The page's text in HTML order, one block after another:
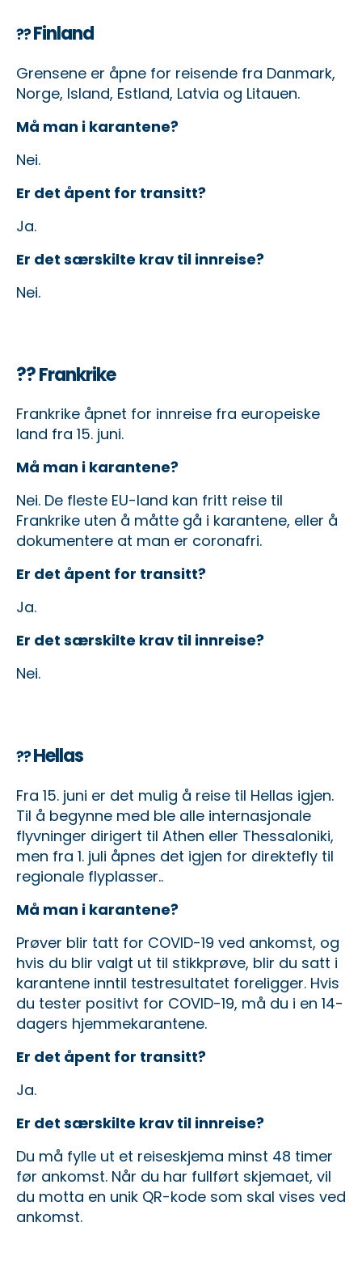
??Finland
Grensene er åpne for reisende fra Danmark,
Norge, Island, Estland, Latvia og Litauen.
Må man i karantene?
Nei.
Er det åpent for transitt?
Ja.
Er det særskilte krav til innreise?
Nei.
?? Frankrike
Frankrike åpnet for innreise fra europeiske
land fra 15. juni.
Må man i karantene?
Nei. De fleste EU-land kan fritt reise til
Frankrike uten å måtte gå i karantene, eller å
dokumentere at man er coronafri.
Er det åpent for transitt?
Ja.
Er det særskilte krav til innreise?
Nei.
??Hellas
Fra 15. juni er det mulig å reise til Hellas igjen.
Til å begynne med ble alle internasjonale
flyvninger dirigert til Athen eller Thessaloniki,
men fra 1. juli åpnes det igjen for direktefly til
regionale flyplasser..
Må man i karantene?
Prøver blir tatt for COVID-19 ved ankomst, og
hvis du blir valgt ut til stikkprøve, blir du satt i
karantene inntil testresultatet foreligger. Hvis
du tester positivt for COVID-19, må du i en 14-
dagers hjemmekarantene.
Er det åpent for transitt?
Ja.
Er det særskilte krav til innreise?
Du må fylle ut et reiseskjema minst 48 timer
før ankomst. Når du har fullført skjemaet, vil
du motta en unik QR-kode som skal vises ved
ankomst.